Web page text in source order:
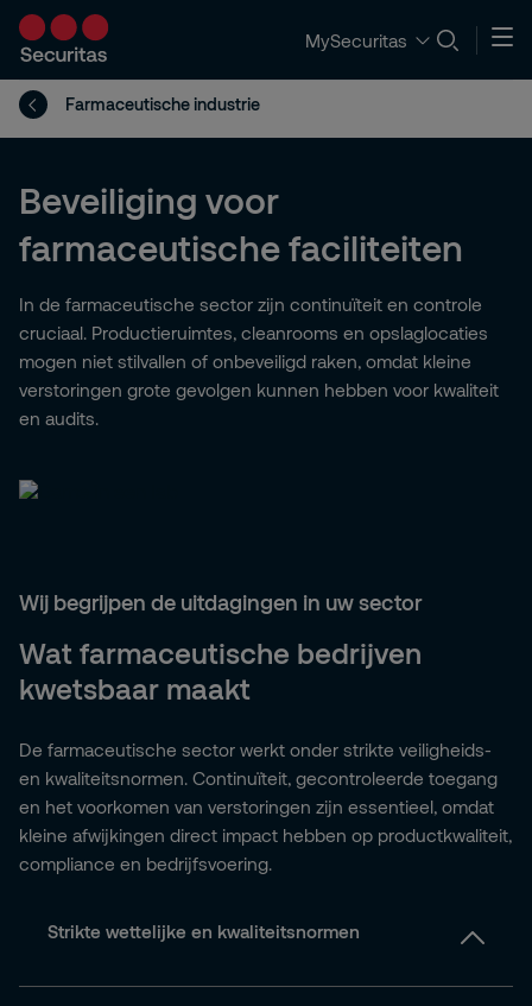
MySecuritas
Farmaceutische industrie
Beveiliging voor
farmaceutische faciliteiten
In de farmaceutische sector zijn continuïteit en controle
cruciaal. Productieruimtes, cleanrooms en opslaglocaties
mogen niet stilvallen of onbeveiligd raken, omdat kleine
verstoringen grote gevolgen kunnen hebben voor kwaliteit
en audits.
Wij begrijpen de uitdagingen in uw sector
Wat farmaceutische bedrijven
kwetsbaar maakt
De farmaceutische sector werkt onder strikte veiligheids-
en kwaliteitsnormen. Continuïteit, gecontroleerde toegang
en het voorkomen van verstoringen zijn essentieel, omdat
kleine afwijkingen direct impact hebben op productkwaliteit,
compliance en bedrijfsvoering.
Strikte wettelijke en kwaliteitsnormen